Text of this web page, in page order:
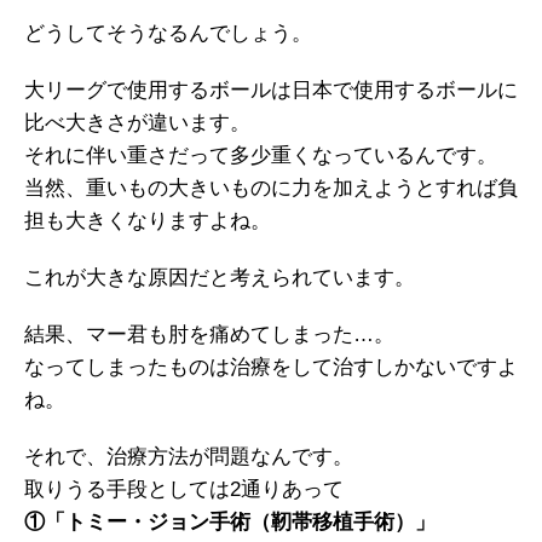
どうしてそうなるんでしょう。
大リーグで使用するボールは日本で使用するボールに
比べ大きさが違います。
それに伴い重さだって多少重くなっているんです。
当然、重いもの大きいものに力を加えようとすれば負
担も大きくなりますよね。
これが大きな原因だと考えられています。
結果、マー君も肘を痛めてしまった…。
なってしまったものは治療をして治すしかないですよ
ね。
それで、治療方法が問題なんです。
取りうる手段としては2通りあって
①「トミー・ジョン手術（靭帯移植手術）」